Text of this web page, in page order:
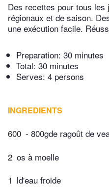
Des recettes pour tous les
régionaux et de saison.
une exécution facile.
Preparation: 30 minutes
Total: 30 minutes
Serves: 4 persons
INGREDIENTS
600 - 800gde ragoût de
2 os à moelle
1 ld'eau froide